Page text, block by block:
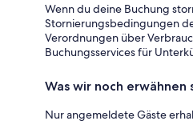
Wenn du deine Buchung
Stornierungsbedingungen
Verordnungen über
Buchungsservices für
Was wir noch erwähnen
Nur angemeldete Gäste